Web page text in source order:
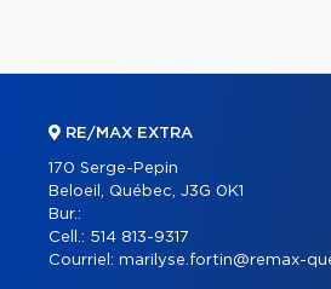
RE/MAX EXTRA
170 Serge-Pepin
Beloeil, Québec, J3G 0K1
Bur.:
Cell.: 514 813-9317
Courriel: marilyse.fortin@remax-